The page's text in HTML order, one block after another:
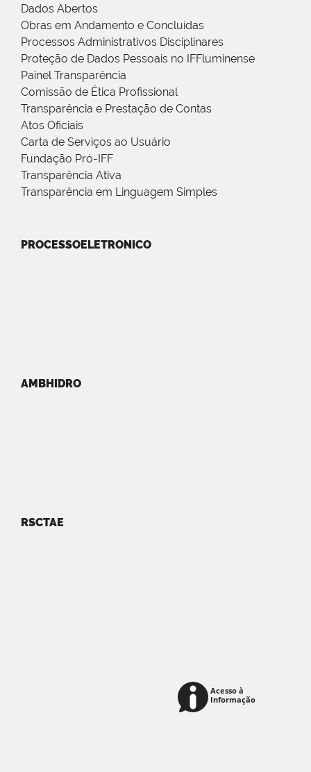
Dados Abertos
Obras em Andamento e Concluídas
Processos Administrativos Disciplinares
Proteção de Dados Pessoais no IFFluminense
Painel Transparência
Comissão de Ética Profissional
Transparência e Prestação de Contas
Atos Oficiais
Carta de Serviços ao Usuário
Fundação Pró-IFF
Transparência Ativa
Transparência em Linguagem Simples
PROCESSOELETRONICO
AMBHIDRO
RSCTAE